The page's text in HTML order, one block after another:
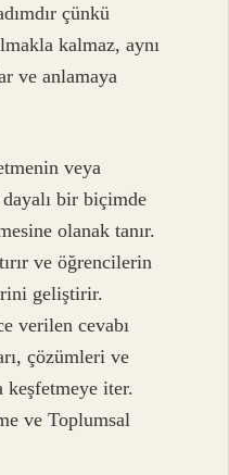
çünkü
kalmaz, aynı
ve anlamaya
veya
bir biçimde
olanak tanır.
ve öğrencilerin
geliştirir.
verilen cevabı
çözümleri ve
keşfetmeye iter.
ve Toplumsal